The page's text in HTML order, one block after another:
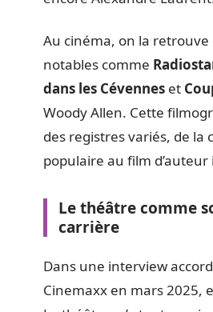
Au cinéma, on la retrouve
notables comme
dans les Cévennes et
Woody Allen. Cette
des registres variés, de la
populaire au film
Le théâtre comme
carrière
Dans une interview
Cinemaxx en mars 2025,